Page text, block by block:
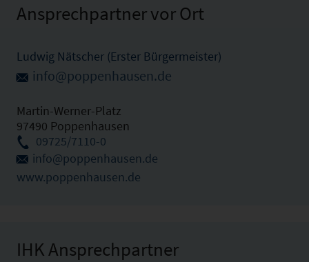
Ansprechpartner vor Ort
Ludwig Nätscher (Erster Bürgermeister)
info@poppenhausen.de
Martin-Werner-Platz
97490 Poppenhausen
09725/7110-0
info@poppenhausen.de
www.poppenhausen.de
IHK Ansprechpartner